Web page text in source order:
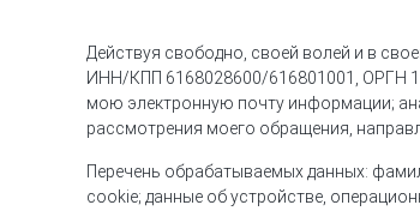
Действуя свободно, своей волей и в
ИНН/КПП 6168028600/616801001, ОРГН
мою электронную почту информации;
рассмотрения моего обращения,
Перечень обрабатываемых данных:
cookie; данные об устройстве,